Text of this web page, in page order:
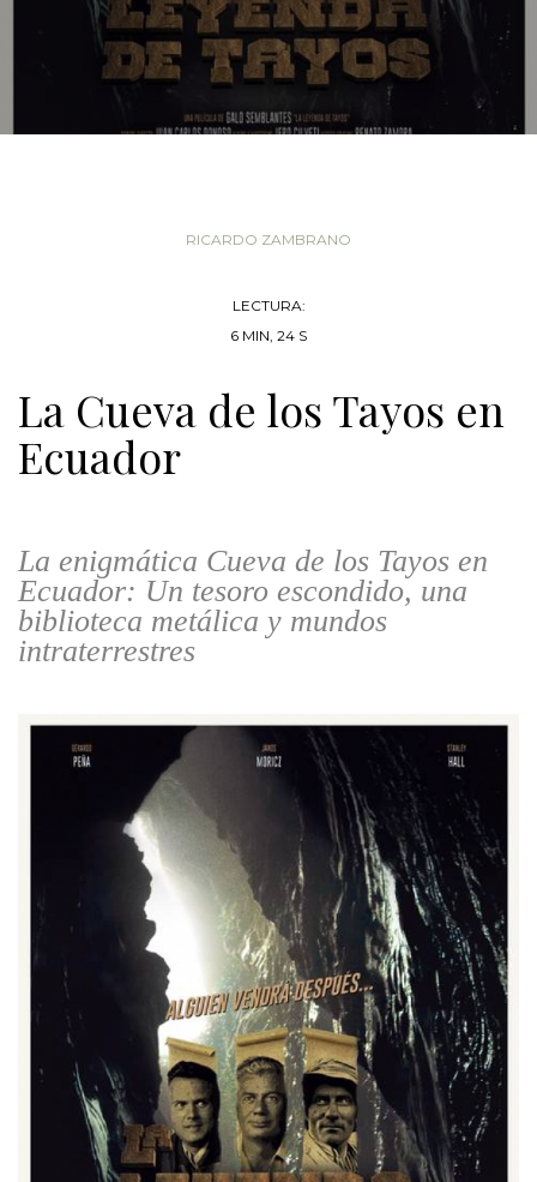
RICARDO ZAMBRANO
LECTURA:
6 MIN, 24 S
La Cueva de los Tayos en
Ecuador
La enigmática Cueva de los Tayos en
Ecuador: Un tesoro escondido, una
biblioteca metálica y mundos
intraterrestres